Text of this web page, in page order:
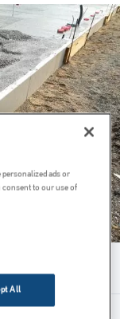
ads or
consent to our use of
All